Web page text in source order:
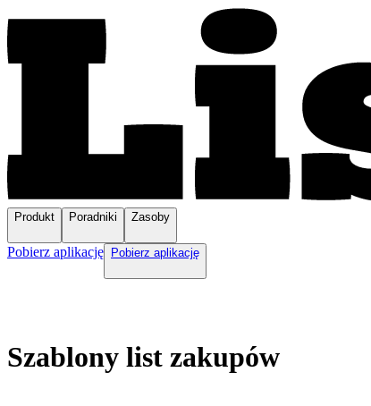
Produkt Poradniki Zasoby
Pobierz aplikację Pobierz aplikację
Szablony list zakupów